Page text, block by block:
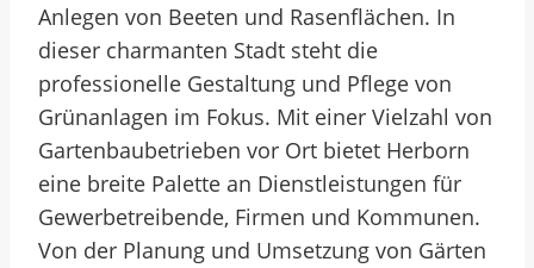
Anlegen von Beeten und Rasenflächen. In
dieser charmanten Stadt steht die
professionelle Gestaltung und Pflege von
Grünanlagen im Fokus. Mit einer Vielzahl von
Gartenbaubetrieben vor Ort bietet Herborn
eine breite Palette an Dienstleistungen für
Gewerbetreibende, Firmen und Kommunen.
Von der Planung und Umsetzung von Gärten